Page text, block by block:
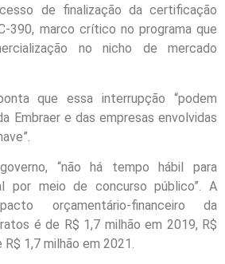
de finalização da certificação
390, marco crítico no programa que
no nicho de mercado
que essa interrupção “podem
Embraer e das empresas envolvidas
“não há tempo hábil para
por meio de concurso público”. A
orçamentário-financeiro da
é de R$ 1,7 milhão em 2019, R$
1,7 milhão em 2021.